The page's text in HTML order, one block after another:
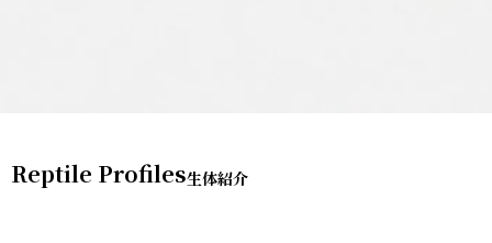
Reptile Profiles